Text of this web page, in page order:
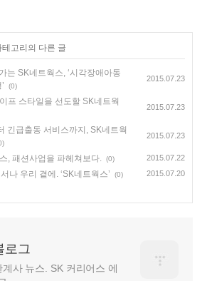
테고리의 다른 글
는 SK네트웍스, ‘시각장애아동
(0)
2015.07.23
프 스타일을 선도할 SK네트웍
2015.07.23
긴급출동 서비스까지, SK네트웍
2015.07.23
, 패션사업을 파헤쳐보다. (0) 2015.07.22
나 우리 곁에. ‘SK네트웍스’ (0) 2015.07.20
로그
사 뉴스. SK 커리어스 에